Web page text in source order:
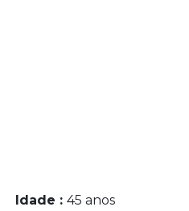
Idade : 45 anos